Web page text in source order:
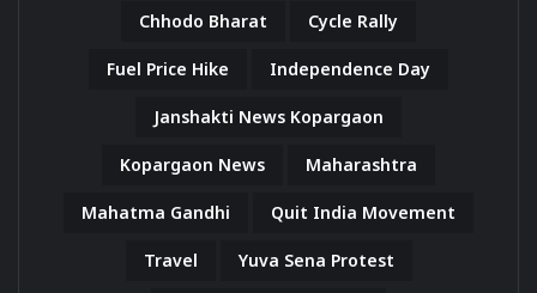
Chhodo Bharat Cycle Rally
Fuel Price Hike Independence Day
Janshakti News Kopargaon
Kopargaon News Maharashtra
Mahatma Gandhi Quit India Movement
Travel Yuva Sena Protest